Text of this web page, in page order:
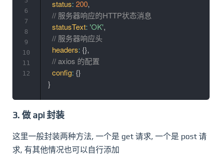
status: 200,
// 服务器响应的HTTP状态消息
statusText: 'OK',
// 服务器响应头
headers: {},
// axios 的配置
config: {}
}
6
7
8
9
10
11
12
3. 做 api 封装
这里一般封装两种方法, 一个是 get 请求, 一个是 post 请
求, 有其他情况也可以自行添加